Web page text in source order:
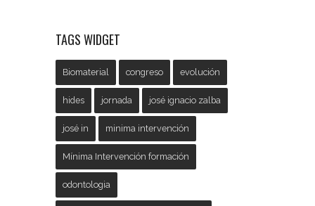
TAGS WIDGET
Biomaterial congreso evolución
hides jornada josé ignacio zalba
josé in minima intervención
Mínima Intervención formación
odontologia